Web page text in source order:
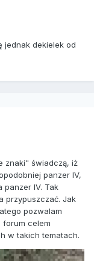
jednak dekielek od
znaki" świadczą, iż
panzer IV,
panzer IV. Tak
przypuszczać. Jak
pozwalam
forum celem
w takich tematach.